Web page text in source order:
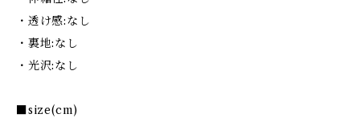
・透け感:なし
・裏地:なし
・光沢:なし
■size(cm)